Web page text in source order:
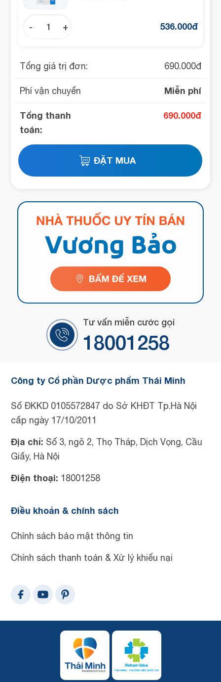
+
- 536.000đ
Tổng giá trị đơn: 690.000đ
Phí vận chuyển Miễn phí
Tổng thanh
toán:
690.000đ
Tư vấn miễn cước gọi
18001258
Công ty Cổ phần Dược phẩm Thái Minh
Số ĐKKD 0105572847 do Sở KHĐT Tp.Hà Nội
cấp ngày 17/10/2011
Địa chỉ: Số 3, ngõ 2, Thọ Tháp, Dịch Vọng, Cầu
Giấy, Hà Nội
Điện thoại: 18001258
Điều khoản & chính sách
Chính sách bảo mật thông tin
Chính sách thanh toán & Xử lý khiếu nại